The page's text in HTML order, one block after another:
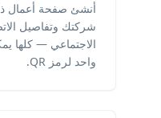
أنشئ صفحة أعمال
شركتك وتفاصيل
الاجتماعي — كلها
واحد لرمز QR.